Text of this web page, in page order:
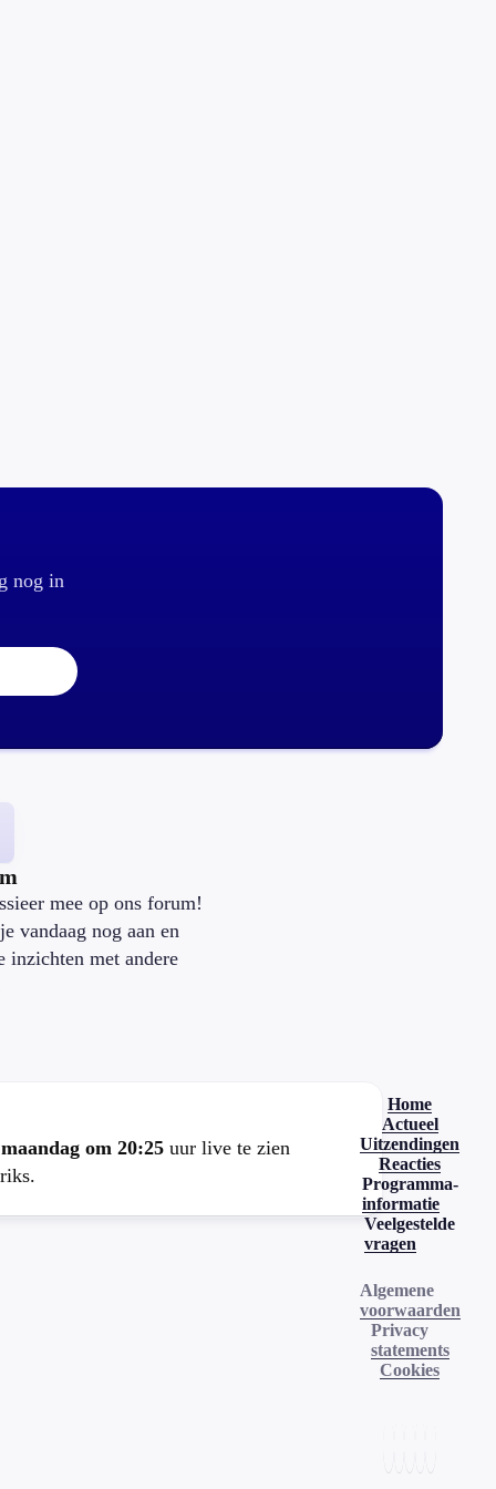
nog in
mee op ons forum!
vandaag nog aan en
inzichten met andere
maandag om 20:25 uur live te zien
Home
Actueel
Uitzendingen
Reacties
Programma-
informatie
Veelgestelde
vragen
Algemene
voorwaarden
Privacy
statements
Cookies